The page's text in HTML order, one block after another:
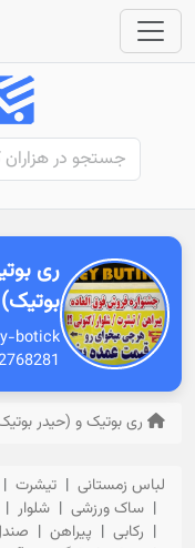
ری
بوتیک)
botick
ری بوتیک و (حیدر
لباس زمستانی تیشرت
ساک ورزشی
شلوار
رکابی
پیراهن